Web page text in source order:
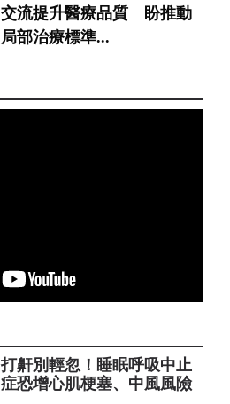
交流提升醫療品質 盼推動
局部治療標準...
打鼾別輕忽！睡眠呼吸中止
症恐增心肌梗塞、中風風險